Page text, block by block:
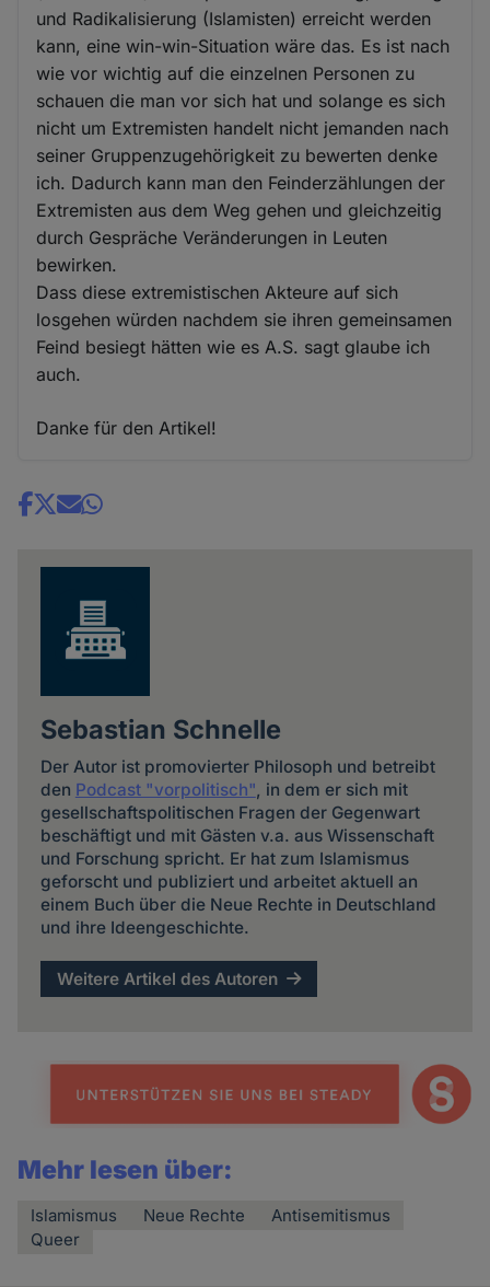
und Radikalisierung (Islamisten) erreicht werden
kann, eine win-win-Situation wäre das. Es ist nach
wie vor wichtig auf die einzelnen Personen zu
schauen die man vor sich hat und solange es sich
nicht um Extremisten handelt nicht jemanden nach
seiner Gruppenzugehörigkeit zu bewerten denke
ich. Dadurch kann man den Feinderzählungen der
Extremisten aus dem Weg gehen und gleichzeitig
durch Gespräche Veränderungen in Leuten
bewirken.
Dass diese extremistischen Akteure auf sich
losgehen würden nachdem sie ihren gemeinsamen
Feind besiegt hätten wie es A.S. sagt glaube ich
auch.
Danke für den Artikel!
Share
Sebastian Schnelle
Der Autor ist promovierter Philosoph und betreibt
den Podcast "vorpolitisch", in dem er sich mit
gesellschaftspolitischen Fragen der Gegenwart
beschäftigt und mit Gästen v.a. aus Wissenschaft
und Forschung spricht. Er hat zum Islamismus
geforscht und publiziert und arbeitet aktuell an
einem Buch über die Neue Rechte in Deutschland
und ihre Ideengeschichte.
Weitere Artikel des Autoren
Mehr lesen über:
Islamismus Neue Rechte
Antisemitismus
Queer